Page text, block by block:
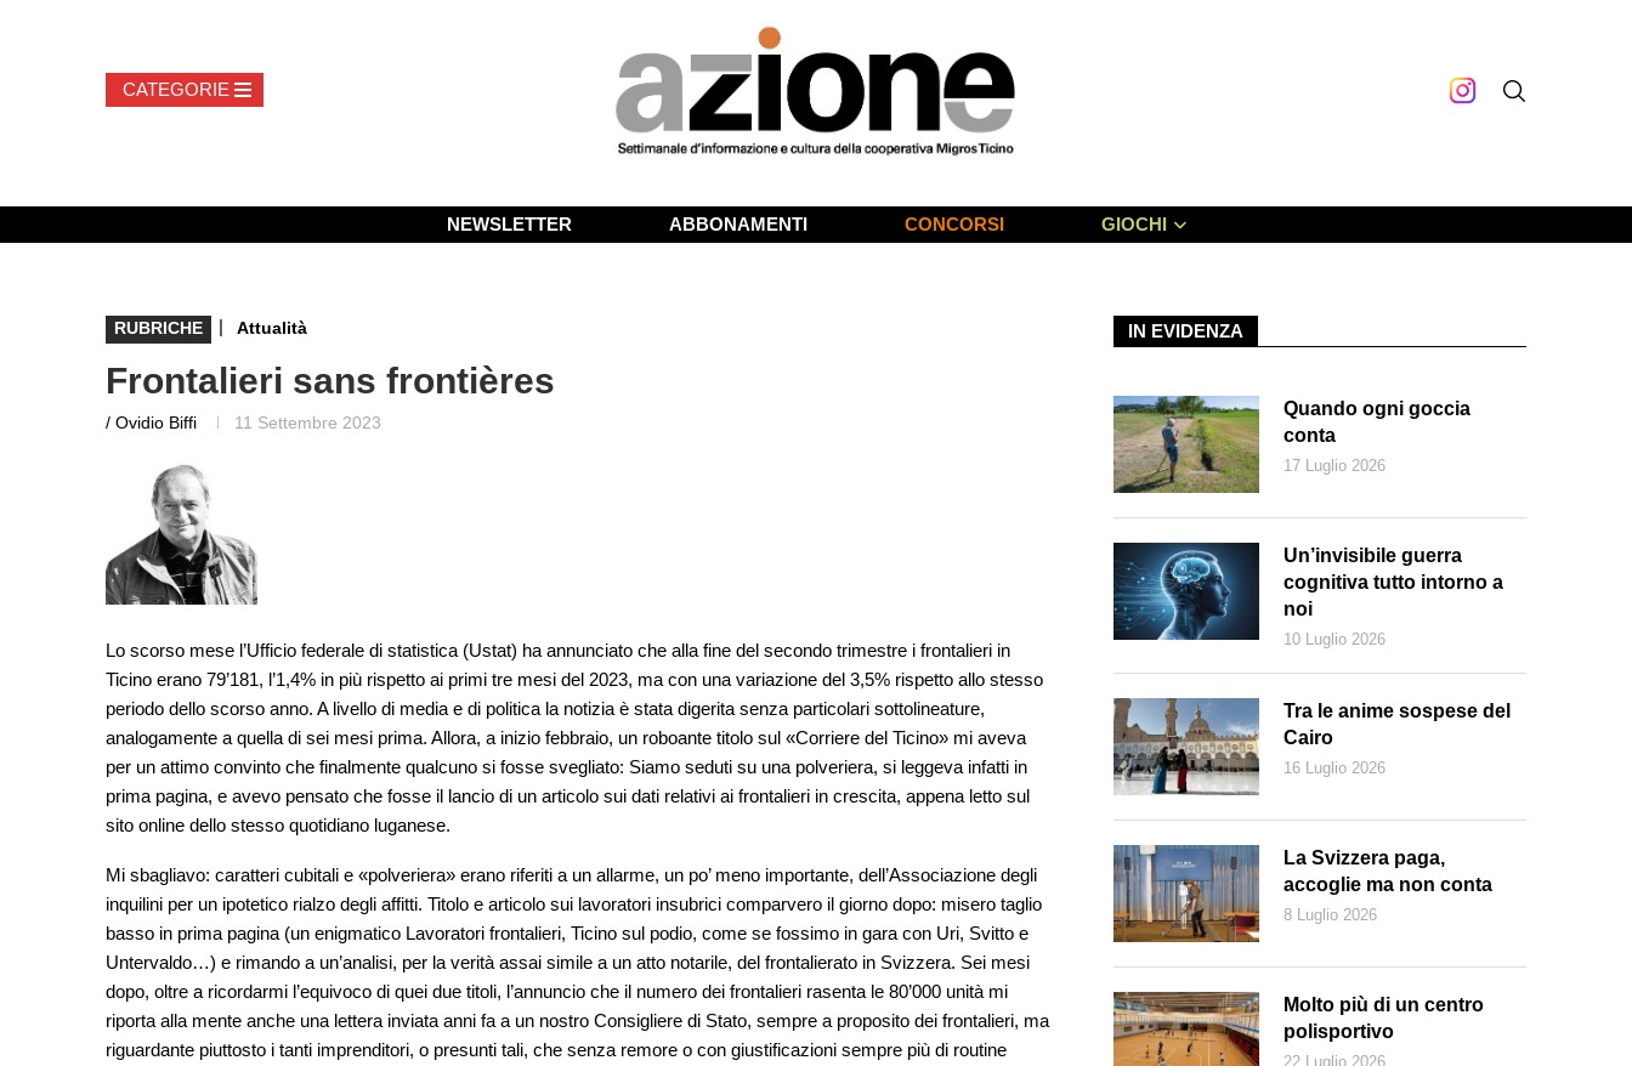
NEWSLETTER ABBONAMENTI CONCORSI GIOCHI
RUBRICHE | Attualità
Frontalieri sans frontières
/ Ovidio Biffi 11 Settembre 2023
Lo scorso mese l’Ufficio federale di statistica (Ustat) ha annunciato che alla fine del secondo trimestre i frontalieri in
Ticino erano 79’181, l’1,4% in più rispetto ai primi tre mesi del 2023, ma con una variazione del 3,5% rispetto allo stesso
periodo dello scorso anno. A livello di media e di politica la notizia è stata digerita senza particolari sottolineature,
analogamente a quella di sei mesi prima. Allora, a inizio febbraio, un roboante titolo sul «Corriere del Ticino» mi aveva
per un attimo convinto che finalmente qualcuno si fosse svegliato: Siamo seduti su una polveriera, si leggeva infatti in
prima pagina, e avevo pensato che fosse il lancio di un articolo sui dati relativi ai frontalieri in crescita, appena letto sul
sito online dello stesso quotidiano luganese.
Mi sbagliavo: caratteri cubitali e «polveriera» erano riferiti a un allarme, un po’ meno importante, dell’Associazione degli
inquilini per un ipotetico rialzo degli affitti. Titolo e articolo sui lavoratori insubrici comparvero il giorno dopo: misero taglio
basso in prima pagina (un enigmatico Lavoratori frontalieri, Ticino sul podio, come se fossimo in gara con Uri, Svitto e
Untervaldo…) e rimando a un’analisi, per la verità assai simile a un atto notarile, del frontalierato in Svizzera. Sei mesi
dopo, oltre a ricordarmi l’equivoco di quei due titoli, l’annuncio che il numero dei frontalieri rasenta le 80’000 unità mi
riporta alla mente anche una lettera inviata anni fa a un nostro Consigliere di Stato, sempre a proposito dei frontalieri, ma
riguardante piuttosto i tanti imprenditori, o presunti tali, che senza remore o con giustificazioni sempre più di routine
IN EVIDENZA
Quando ogni goccia
conta
17 Luglio 2026
Un’invisibile guerra
cognitiva tutto intorno a
noi
10 Luglio 2026
Tra le anime sospese del
Cairo
16 Luglio 2026
La Svizzera paga,
accoglie ma non conta
8 Luglio 2026
Molto più di un centro
polisportivo
22 Luglio 2026